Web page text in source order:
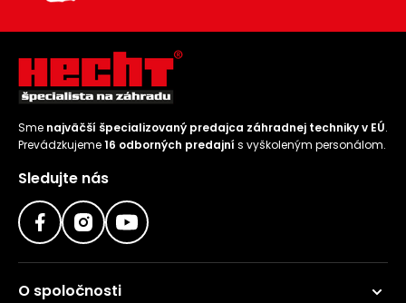
Sme najväčší špecializovaný predajca záhradnej techniky v EÚ.
Prevádzkujeme16 odborných predajní s vyškoleným personálom.
Sledujte nás
O spoločnosti